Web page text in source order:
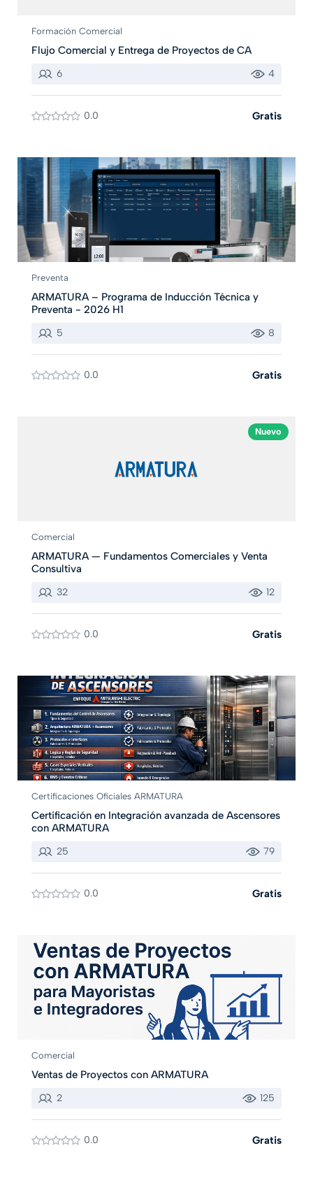
Formación Comercial
Flujo Comercial y Entrega de Proyectos de CA
6 4
0.0 Gratis
Preventa
ARMATURA – Programa de Inducción Técnica y
Preventa - 2026 H1
5 8
0.0 Gratis
Nuevo
Comercial
ARMATURA — Fundamentos Comerciales y Venta
Consultiva
32 12
0.0 Gratis
Certificaciones Oficiales ARMATURA
Certificación en Integración avanzada de Ascensores
con ARMATURA
25 79
0.0 Gratis
Comercial
Ventas de Proyectos con ARMATURA
2 125
0.0 Gratis